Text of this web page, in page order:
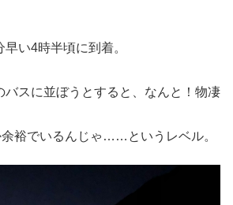
い4時半頃に到着。
バスに並ぼうとすると、なんと！物凄
裕でいるんじゃ……というレベル。